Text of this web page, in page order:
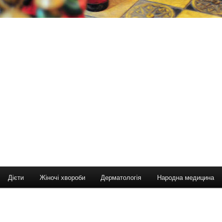
Дієти Жіночі хвороби Дерматологія Народна медицина